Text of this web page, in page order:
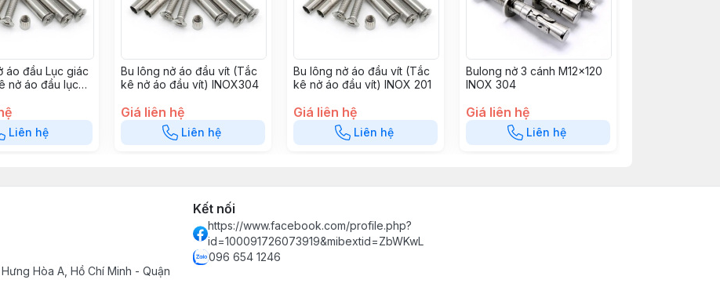
áo đầu Lục giác
nở áo đầu lục
Liên hệ
Bu lông nở áo đầu vít (Tắc
kê nở áo đầu vít) INOX304
Giá liên hệ
Liên hệ
Bu lông nở áo đầu vít (Tắc
kê nở áo đầu vít) INOX 201
Giá liên hệ
Liên hệ
Bulong nở 3 cánh M12×120
INOX 304
Giá liên hệ
Liên hệ
Hòa A, Hồ Chí Minh - Quận
Kết nối
https://www.facebook.com/profile.php?
id=100091726073919&mibextid=ZbWKwL
096 654 1246